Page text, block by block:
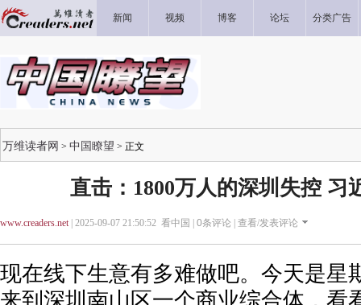
新闻 视频 博客 论坛 分类广告
万维读者网 > 中国瞭望 > 正文
直击：1800万人的深圳失控
www.creaders.net| 2025-09-07 21:50:52 看中国 | 0条评论 | 查看/发表评论
现在线下生意有多难做吧。今天是星
来到深圳南山区一个商业综合体，看